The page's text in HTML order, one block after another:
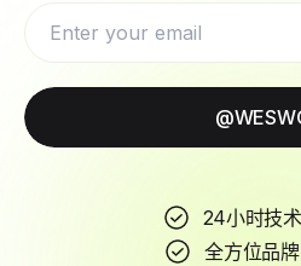
24小时技
全方位品